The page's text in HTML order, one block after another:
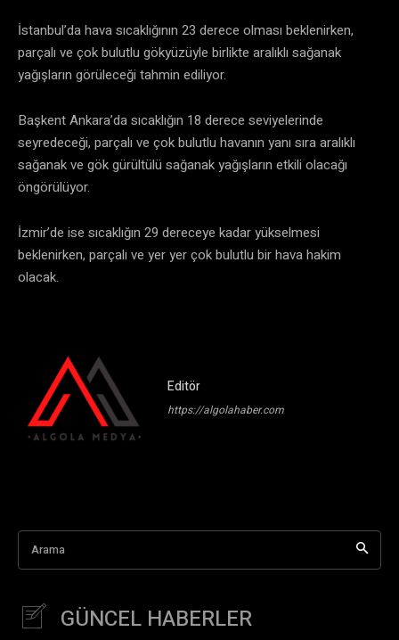
İstanbul’da hava sıcaklığının 23 derece olması beklenirken,
parçalı ve çok bulutlu gökyüzüyle birlikte aralıklı sağanak
yağışların görüleceği tahmin ediliyor.
Başkent Ankara’da sıcaklığın 18 derece seviyelerinde
seyredeceği, parçalı ve çok bulutlu havanın yanı sıra aralıklı
sağanak ve gök gürültülü sağanak yağışların etkili olacağı
öngörülüyor.
İzmir’de ise sıcaklığın 29 dereceye kadar yükselmesi
beklenirken, parçalı ve yer yer çok bulutlu bir hava hakim
olacak.
Editör
https://algolahaber.com
Arama
GÜNCEL HABERLER